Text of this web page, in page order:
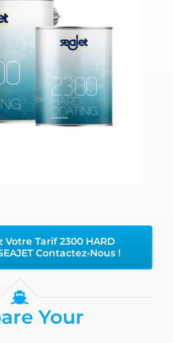
Votre Tarif 2300 HARD
Contactez-Nous !
Your